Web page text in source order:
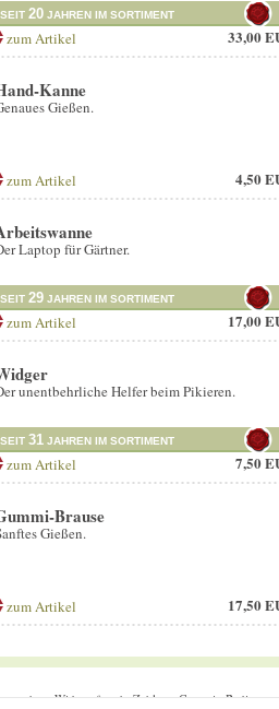
SEIT 20 JAHREN IM SORTIMENT
zum Artikel 33,00
Kanne
Gießen.
zum Artikel 4,50
Laptop für Gärtner.
SEIT 29 JAHREN IM SORTIMENT
zum Artikel 17,00
unentbehrliche Helfer beim Pikieren.
SEIT 31 JAHREN IM SORTIMENT
zum Artikel 7,50
Brause
Gießen.
zum Artikel 17,50
WiderrufsrechtZahlungGarantie-